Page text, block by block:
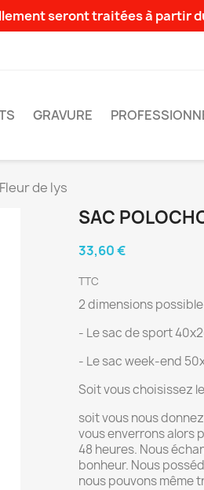
seront traitées à partir
GRAVURE
de lys
SAC
33,60 €
TTC
2 dimensions
- Le sac de sport
- Le sac week-end
Soit vous choisissez
soit vous nous
vous enverrons alors
48 heures. Nous
bonheur. Nous
nous pouvons même